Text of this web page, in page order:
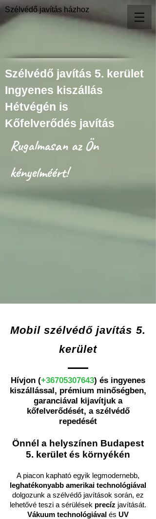
Szélvédő javítás házhoz
Szélvédő javítás 5. kerület
Ingyenes kiszállás
Hétvégén is
Kőfelverődés javítás
Rugalmasan az Ön
kényelméért!
Mobil szélvédő javítás 5.
kerület
Hívjon (+36705307643) és ingyenes
kiszállással, prémium minőségben,
garanciával kijavítjuk a
kőfelverődését, a szélvédő
repedését
Önnél a helyszínen Budapest
5. kerület és környékén
A piacon kapható egyik legmodernebb,
leghatékonyabb amerikai technológiával
dolgozunk a szélvédő javítások során, ez
lehetővé teszi a sérülések precíz javítását.
Vákuum technológiával és UV